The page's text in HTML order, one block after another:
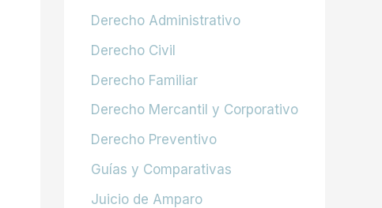
Derecho Administrativo
Derecho Civil
Derecho Familiar
Derecho Mercantil y Corporativo
Derecho Preventivo
Guías y Comparativas
Juicio de Amparo